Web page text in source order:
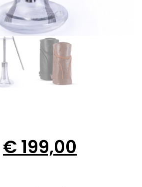
Oorspronkelijke prijs
€ 199,00